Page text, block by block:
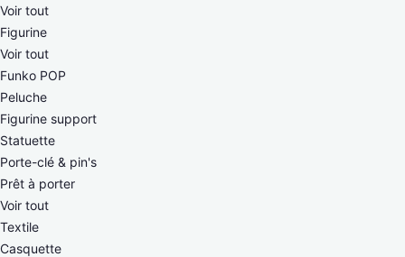
Voir tout
Figurine
Voir tout
Funko POP
Peluche
Figurine support
Statuette
Porte-clé & pin's
Prêt à porter
Voir tout
Textile
Casquette